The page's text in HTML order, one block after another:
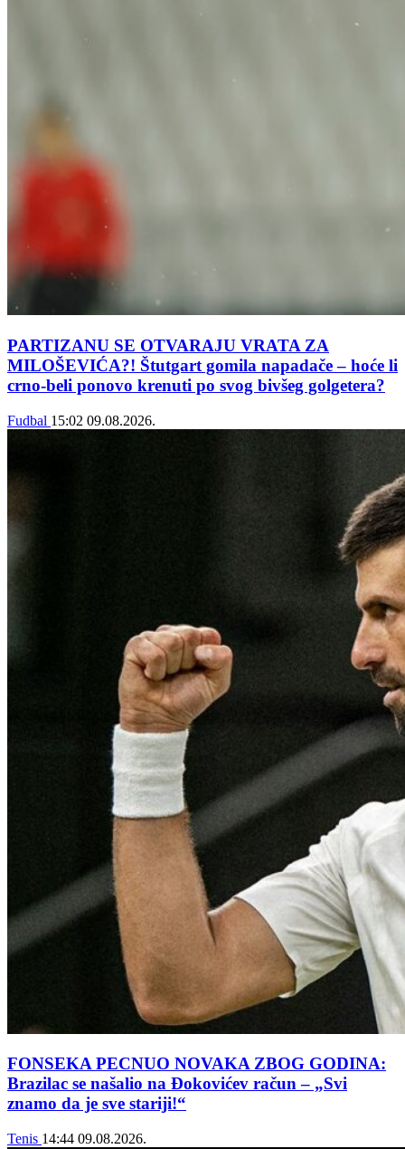
PARTIZANU SE OTVARAJU VRATA ZA
MILOŠEVIĆA?! Štutgart gomila napadače – hoće li
crno-beli ponovo krenuti po svog bivšeg golgetera?
Fudbal 15:02 09.08.2026.
FONSEKA PECNUO NOVAKA ZBOG GODINA:
Brazilac se našalio na Đokovićev račun – „Svi
znamo da je sve stariji!“
Tenis 14:44 09.08.2026.